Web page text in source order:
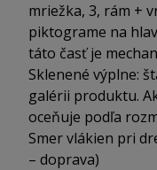
mriežka, 3, rám +
piktograme na
táto časť je
Sklenené výplne:
galérii produktu.
oceňuje podľa
Smer vlákien pri
– doprava)